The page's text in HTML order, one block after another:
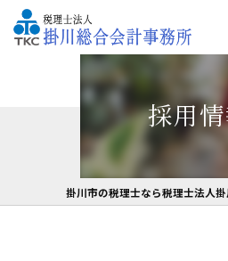
採用
掛川市の税理士なら税理士法人